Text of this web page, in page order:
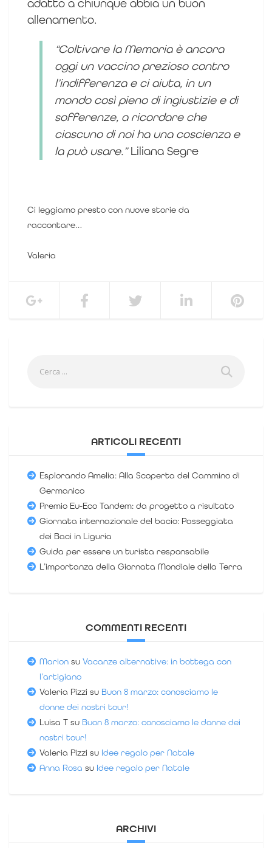
adatto a chiunque abbia un buon
allenamento.
“Coltivare la Memoria è ancora
oggi un vaccino prezioso contro
l’indifferenza e ci aiuta, in un
mondo così pieno di ingiustizie e di
sofferenze, a ricordare che
ciascuno di noi ha una coscienza e
la può usare.”Liliana Segre
Ci leggiamo presto con nuove storie da
raccontare…
Valeria
ARTICOLI RECENTI
Esplorando Amelia: Alla Scoperta del Cammino di
Germanico
Premio Eu-Eco Tandem: da progetto a risultato
Giornata internazionale del bacio: Passeggiata
dei Baci in Liguria
Guida per essere un turista responsabile
L’importanza della Giornata Mondiale della Terra
COMMENTI RECENTI
Marion su Vacanze alternative: in bottega con
l’artigiano
Valeria Pizzi su Buon 8 marzo: conosciamo le
donne dei nostri tour!
Luisa T su Buon 8 marzo: conosciamo le donne dei
nostri tour!
Valeria Pizzi su Idee regalo per Natale
Anna Rosa su Idee regalo per Natale
ARCHIVI